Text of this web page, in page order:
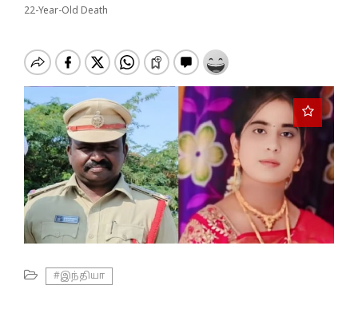
n
22-Year-Old Death
#இந்தியா